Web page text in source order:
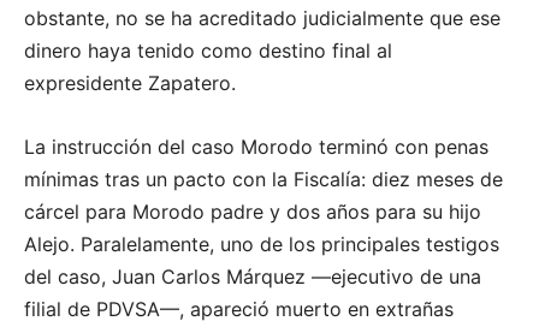
obstante, no se ha acreditado judicialmente que ese
dinero haya tenido como destino final al
expresidente Zapatero.
La instrucción del caso Morodo terminó con penas
mínimas tras un pacto con la Fiscalía: diez meses de
cárcel para Morodo padre y dos años para su hijo
Alejo. Paralelamente, uno de los principales testigos
del caso, Juan Carlos Márquez —ejecutivo de una
filial de PDVSA—, apareció muerto en extrañas